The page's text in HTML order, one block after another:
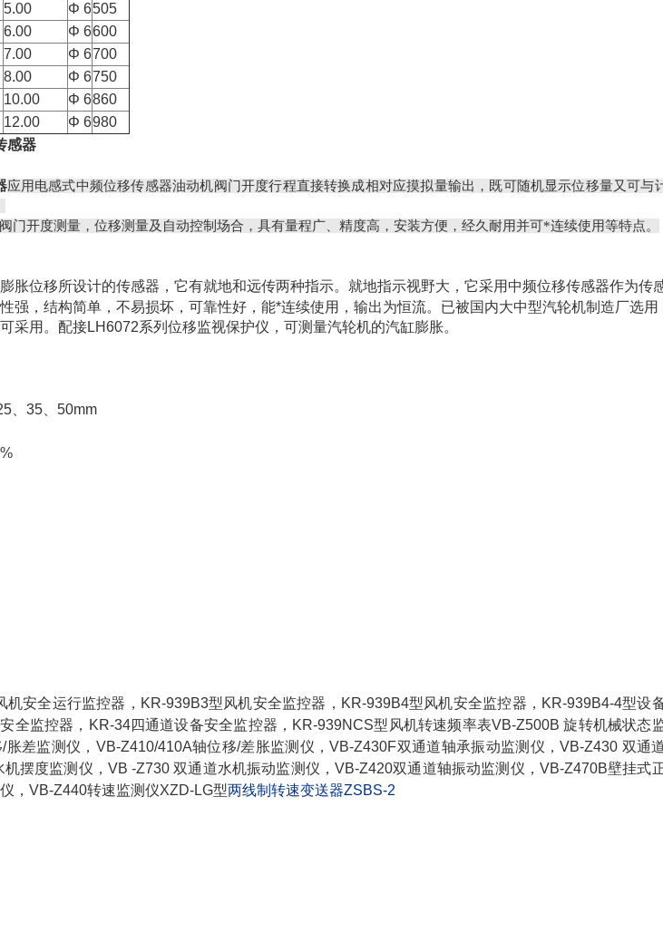
5.00 Φ 6505
6.00 Φ 6600
7.00 Φ 6700
8.00 Φ 6750
10.00 Φ 6860
12.00 Φ 6980
感器
应用电感式中频位移传感器油动机阀门开度行程直接转换成相对应摸拟量输出，既可随机显示位移量又可与
门开度测量，位移测量及自动控制场合，具有量程广、精度高，安装方便，经久耐用并可*连续使用等特点。
胀位移所设计的传感器，它有就地和远传两种指示。就地指示视野大，它采用中频位移传感器作为传
强，结构简单，不易损坏，可靠性好，能*连续使用，输出为恒流。已被国内大中型汽轮机制造厂选用
采用。配接LH6072系列位移监视保护仪，可测量汽轮机的汽缸膨胀。
、35、50mm
机安全运行监控器，KR-939B3型风机安全监控器，KR-939B4型风机安全监控器，KR-939B4-4型设
全监控器，KR-34四通道设备安全监控器，KR-939NCS型风机转速频率表VB-Z500B 旋转机械状态
差监测仪，VB-Z410/410A轴位移/差胀监测仪，VB-Z430F双通道轴承振动监测仪，VB-Z430 双通
摆度监测仪，VB -Z730 双通道水机振动监测仪，VB-Z420双通道轴振动监测仪，VB-Z470B壁挂式
，VB-Z440转速监测仪XZD-LG型两线制转速变送器ZSBS-2